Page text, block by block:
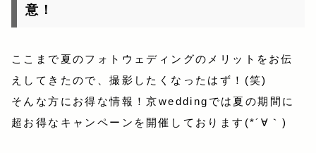
意！
ここまで夏のフォトウェディングのメリットをお伝
えしてきたので、撮影したくなったはず！(笑)
そんな方にお得な情報！京weddingでは夏の期間に
超お得なキャンペーンを開催しております(*´∀｀)